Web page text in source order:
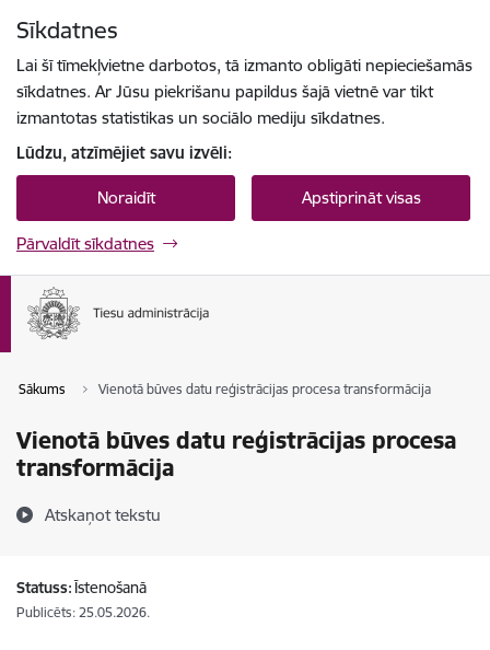
Sīkdatnes
Lai šī tīmekļvietne darbotos, tā izmanto obligāti nepieciešamās
sīkdatnes. Ar Jūsu piekrišanu papildus šajā vietnē var tikt
izmantotas statistikas un sociālo mediju sīkdatnes.
Lūdzu, atzīmējiet savu izvēli:
Noraidīt Apstiprināt visas
Pārvaldīt sīkdatnes
Sākums Vienotā būves datu reģistrācijas procesa transformācija
Vienotā būves datu reģistrācijas procesa
transformācija
Atskaņot tekstu
Statuss:Īstenošanā
Publicēts: 25.05.2026.